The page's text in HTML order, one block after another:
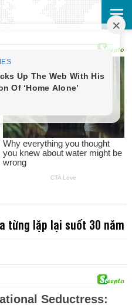
từng lặp lại suốt 30 năm